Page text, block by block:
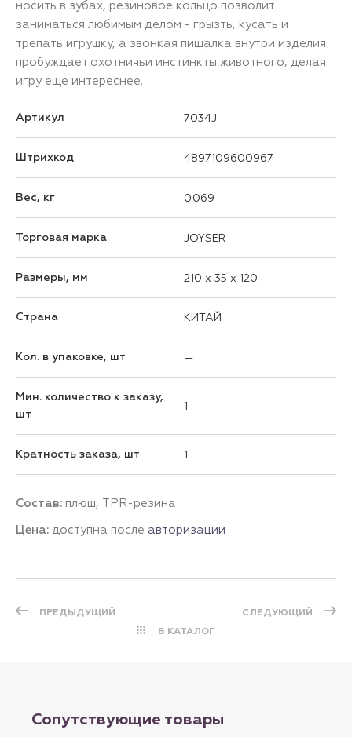
носить в зубах, резиновое кольцо позволит
заниматься любимым делом - грызть, кусать и
трепать игрушку, а звонкая пищалка внутри изделия
пробуждает охотничьи инстинкты животного, делая
игру еще интереснее.
Артикул 7034J
Штрихкод 4897109600967
Вес, кг 0.069
Торговая марка JOYSER
Размеры, мм 210 x 35 x 120
Страна КИТАЙ
Кол. в упаковке, шт —
Мин. количество к заказу,
шт
1
Кратность заказа, шт 1
Состав: плюш, TPR-резина
Цена: доступна после авторизации
ПРЕДЫДУЩИЙ
В КАТАЛОГ
СЛЕДУЮЩИЙ
Сопутствующие товары